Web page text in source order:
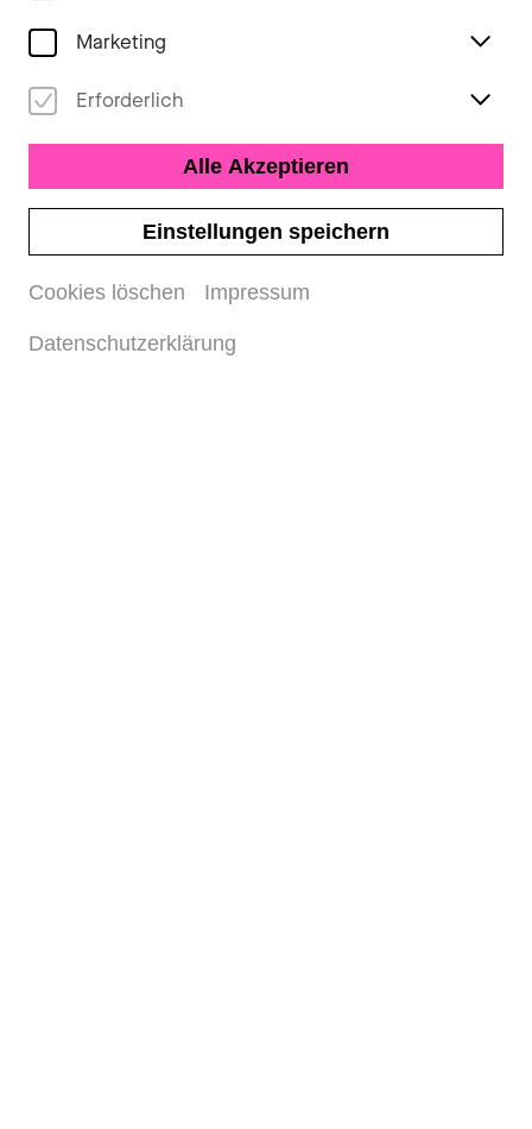
Marketing
Erforderlich
Alle Akzeptieren
Einstellungen speichern
Cookies löschen Impressum
Datenschutzerklärung